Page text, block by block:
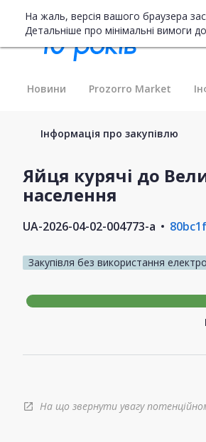
На жаль, версія вашого браузера
Детальніше про мінімальні вимоги
Новини Prozorro Market
Інформація про закупівлю
Яйця курячі до
населення
UA-2026-04-02-004773-a
Закупівля без використання
open_in_new На що звернути увагу